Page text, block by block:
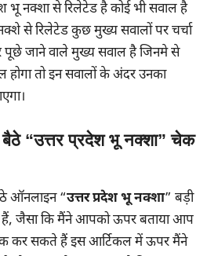
भू नक्शा से रिलेटेड है कोई भी सवाल है
से रिलेटेड कुछ मुख्य सवालों पर चर्चा
जाने वाले मुख्य सवाल है जिनमे से
तो इन सवालों के अंदर उनका
“उत्तर प्रदेश भू नक्शा” चेक
ऑनलाइन “उत्तर प्रदेश भू नक्शा” बड़ी
जैसा कि मैंने आपको ऊपर बताया आप
कर सकते हैं इस आर्टिकल में ऊपर मैंने